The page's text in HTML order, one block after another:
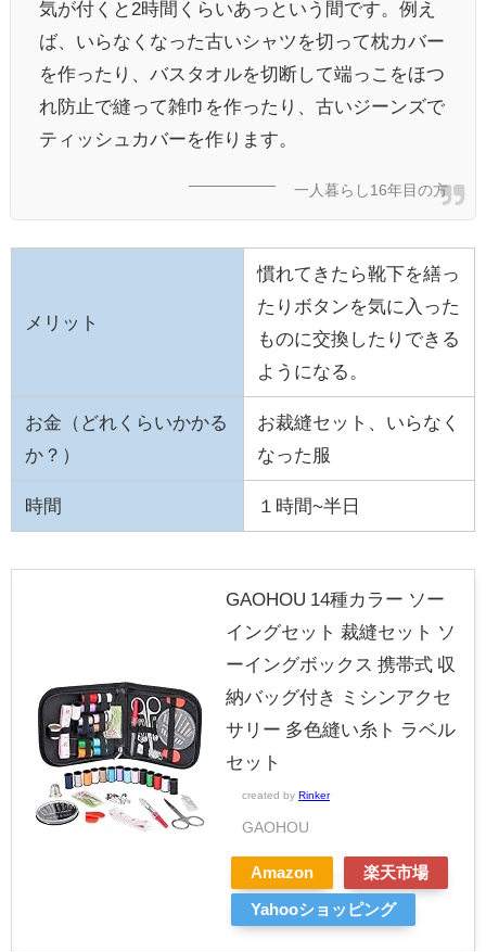
気が付くと2時間くらいあっという間です。例え
ば、いらなくなった古いシャツを切って枕カバー
を作ったり、バスタオルを切断して端っこをほつ
れ防止で縫って雑巾を作ったり、古いジーンズで
ティッシュカバーを作ります。
一人暮らし16年目の方
メリット
慣れてきたら靴下を繕っ
たりボタンを気に入った
ものに交換したりできる
ようになる。
お金（どれくらいかかる
か？）
お裁縫セット、いらなく
なった服
時間 １時間~半日
GAOHOU 14種カラー ソー
イングセット 裁縫セット ソ
ーイングボックス 携帯式 収
納バッグ付き ミシンアクセ
サリー 多色縫い糸ト ラベル
セット
created by Rinker
GAOHOU
Amazon 楽天市場
Yahooショッピング